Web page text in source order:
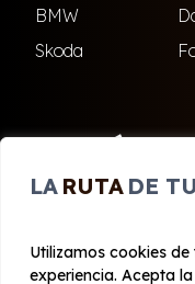
LA RUTA DE
Utilizamos cookies
experiencia. Acepta
BMW
Skoda
El Ejido